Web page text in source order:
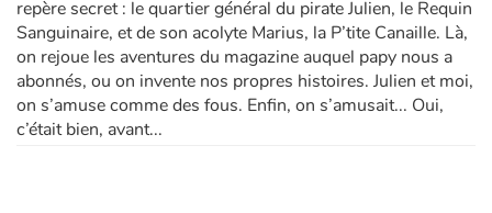
repère secret : le quartier général du pirate Julien, le Requin
Sanguinaire, et de son acolyte Marius, la P’tite Canaille. Là,
on rejoue les aventures du magazine auquel papy nous a
abonnés, ou on invente nos propres histoires. Julien et moi,
on s’amuse comme des fous. Enfin, on s’amusait... Oui,
c’était bien, avant...